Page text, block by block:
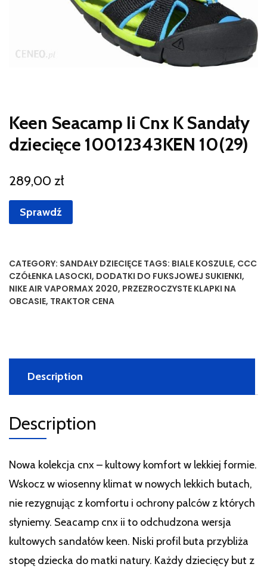
Keen Seacamp Ii Cnx K Sandały
dziecięce 10012343KEN 10(29)
289,00 zł
Sprawdź
CATEGORY: SANDAŁY DZIECIĘCE TAGS: BIALE KOSZULE, CCC
CZÓŁENKA LASOCKI, DODATKI DO FUKSJOWEJ SUKIENKI,
NIKE AIR VAPORMAX 2020, PRZEZROCZYSTE KLAPKI NA
OBCASIE, TRAKTOR CENA
Description
Description
Nowa kolekcja cnx – kultowy komfort w lekkiej formie.
Wskocz w wiosenny klimat w nowych lekkich butach,
nie rezygnując z komfortu i ochrony palców z których
słyniemy. Seacamp cnx ii to odchudzona wersja
kultowych sandałów keen. Niski profil buta przybliża
stopę dziecka do matki natury. Każdy dziecięcy but z